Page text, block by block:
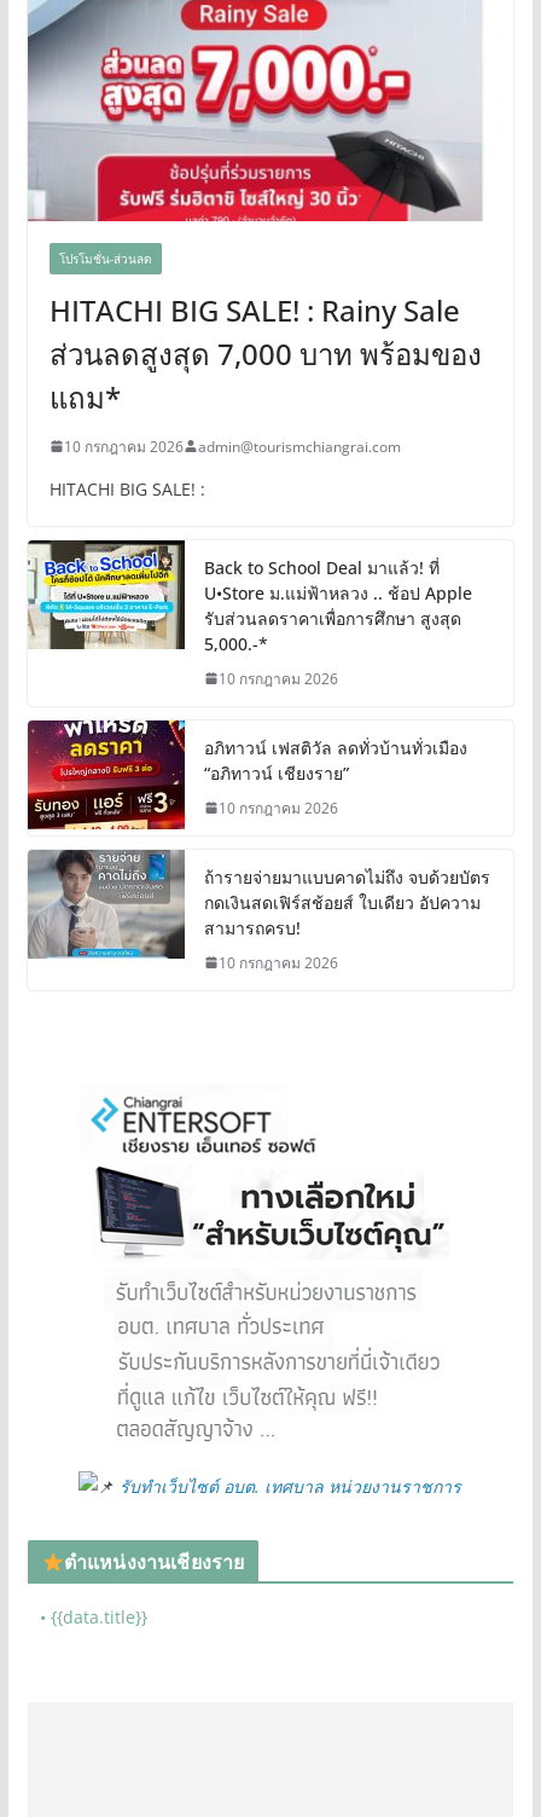
โปรโมชั่น-ส่วนลด
HITACHI BIG SALE! : Rainy Sale
ส่วนลดสูงสุด 7,000 บาท พร้อมของ
แถม*
10 กรกฎาคม 2026 admin@tourismchiangrai.com
HITACHI BIG SALE! :
Back to School Deal มาแล้ว! ที่
U•Store ม.แม่ฟ้าหลวง .. ช้อป Apple
รับส่วนลดราคาเพื่อการศึกษา สูงสุด
5,000.-*
10 กรกฎาคม 2026
อภิทาวน์ เฟสติวัล ลดทั่วบ้านทั่วเมือง
“อภิทาวน์ เชียงราย”
10 กรกฎาคม 2026
ถ้ารายจ่ายมาแบบคาดไม่ถึง จบด้วยบัตร
กดเงินสดเฟิร์สช้อยส์ ใบเดียว อัปความ
สามารถครบ!
10 กรกฎาคม 2026
รับทำเว็บไซต์ อบต. เทศบาล หน่วยงานราชการ
ตำแหน่งงานเชียงราย
• {{data.title}}